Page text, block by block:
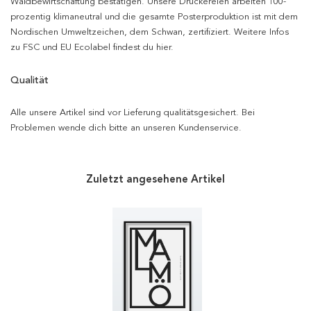
prozentig klimaneutral und die gesamte Posterproduktion ist mit dem
Nordischen Umweltzeichen, dem Schwan, zertifiziert. Weitere Infos
zu FSC und EU Ecolabel findest du hier.
Qualität
Alle unsere Artikel sind vor Lieferung qualitätsgesichert. Bei
Problemen wende dich bitte an unseren Kundenservice.
Zuletzt angesehene Artikel